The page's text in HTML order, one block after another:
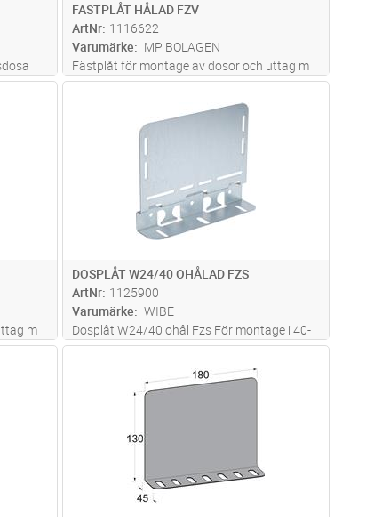
plint
FÄSTPLÅT HÅLAD FZV
ArtNr 1116622
Varumärke
MP BOLAGEN
Fästplåt för montage av dosor och uttag m
m - hålad.
m
på
Lägg i kundvagn
DOSPLÅT W24/40 OHÅLAD FZS
ArtNr 1125900
Varumärke
WIBE
Dosplåt W24/40 ohål Fzs För montage i 40-
kantsrännor och armaturskenor
Lägg i kundvagn